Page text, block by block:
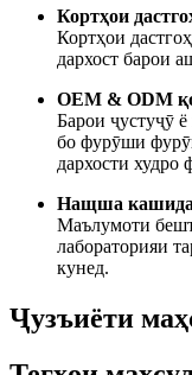
Кортҳои
Кортҳои
дархост барои
OEM & ODM
Барои ҷустуҷӯ
бо фурӯши
дархости худро
Нащша
Маълумоти
лабораторияи
кунед.
Ҷузъиёти